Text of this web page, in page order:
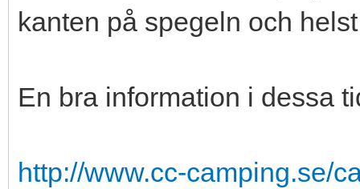
kanten på spegeln och
En bra information i dessa
http://www.cc-camping.se/